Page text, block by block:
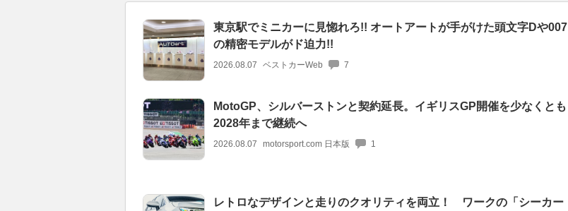
東京駅でミニカーに見惚れろ!! オートアートが手がけた頭文字Dや007
の精密モデルがド迫力!!
2026.08.07 ベストカーWeb 7
MotoGP、シルバーストンと契約延長。イギリスGP開催を少なくとも
2028年まで継続へ
2026.08.07 motorsport.com 日本版 1
レトロなデザインと走りのクオリティを両立！ ワークの「シーカー